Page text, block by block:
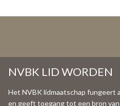
NVBK LID WORDEN
Het NVBK lidmaatschap fungeert
en geeft toegang tot een bron